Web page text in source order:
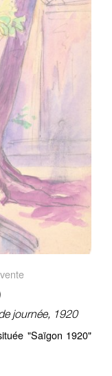
journée, 1920
"Saïgon 1920"